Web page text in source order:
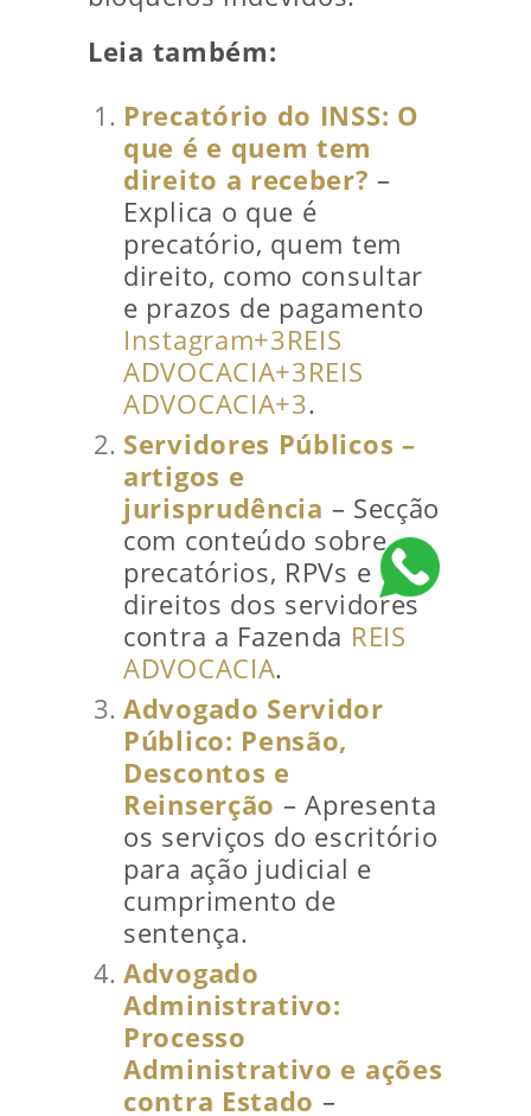
Leia também:
Precatório do INSS: O
que é e quem tem
direito a receber? –
Explica o que é
precatório, quem tem
direito, como consultar
e prazos de pagamento
Instagram+3REIS
ADVOCACIA+3REIS
ADVOCACIA+3.
Servidores Públicos –
artigos e
jurisprudência – Secção
com conteúdo sobre
precatórios, RPVs e
direitos dos servidores
contra a Fazenda REIS
ADVOCACIA.
Advogado Servidor
Público: Pensão,
Descontos e
Reinserção – Apresenta
os serviços do escritório
para ação judicial e
cumprimento de
sentença.
Advogado
Administrativo:
Processo
Administrativo e ações
contra Estado –